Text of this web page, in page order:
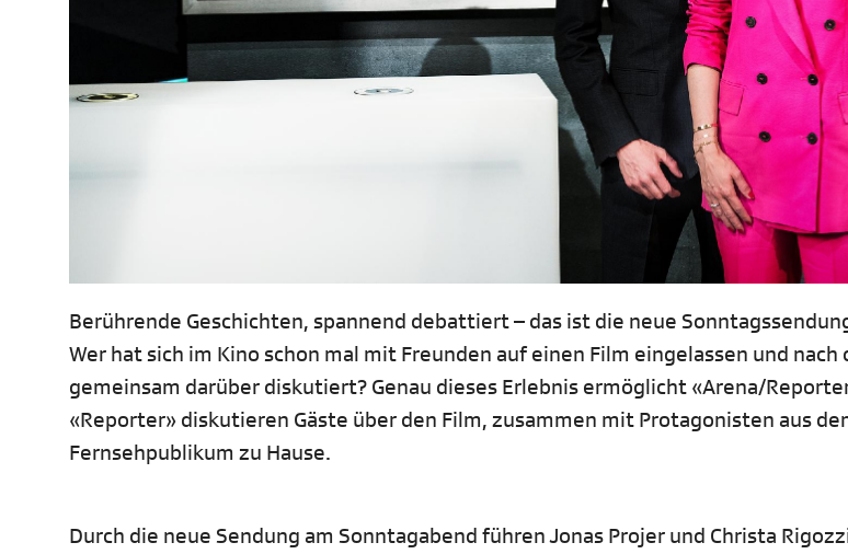
Berührende Geschichten, spannend debattiert – das ist die neue
Wer hat sich im Kino schon mal mit Freunden auf einen Film eingelassen und nach
gemeinsam darüber diskutiert? Genau dieses Erlebnis ermöglicht «Arena/
«Reporter» diskutieren Gäste über den Film, zusammen mit Protagonisten aus
Fernsehpublikum zu Hause.
Durch die neue Sendung am Sonntagabend führen Jonas Projer und Christa